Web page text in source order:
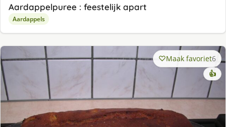
Aardappelpuree : feestelijk apart
Aardappels
Maak favoriet6
👍